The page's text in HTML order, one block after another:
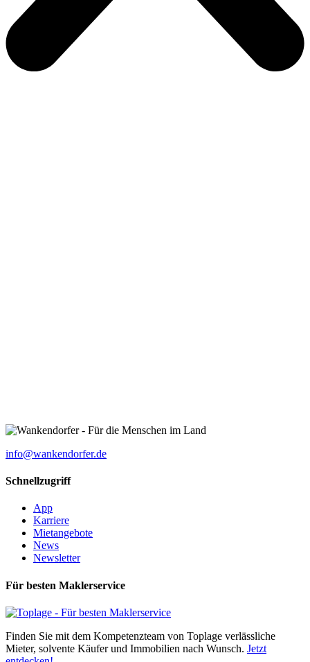
info@wankendorfer.de
Schnellzugriff
App
Karriere
Mietangebote
News
Newsletter
Für besten Maklerservice
Finden Sie mit dem Kompetenzteam von Toplage verlässliche
Mieter, solvente Käufer und Immobilien nach Wunsch. Jetzt